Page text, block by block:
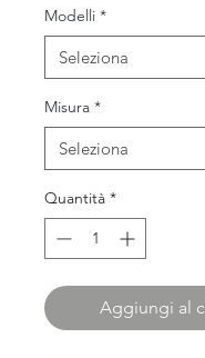
Modelli *
Misura *
Quantità *
Aggiungi al